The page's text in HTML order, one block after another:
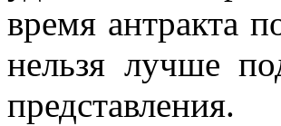
время антракта
нельзя лучше
представления.